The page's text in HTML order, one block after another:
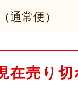
通常便）
在売り